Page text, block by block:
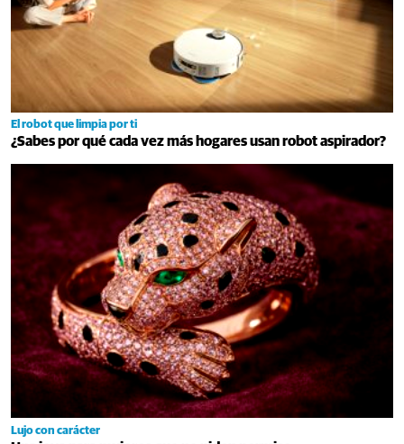
El robot que limpia por ti
¿Sabes por qué cada vez más hogares usan robot aspirador?
Lujo con carácter